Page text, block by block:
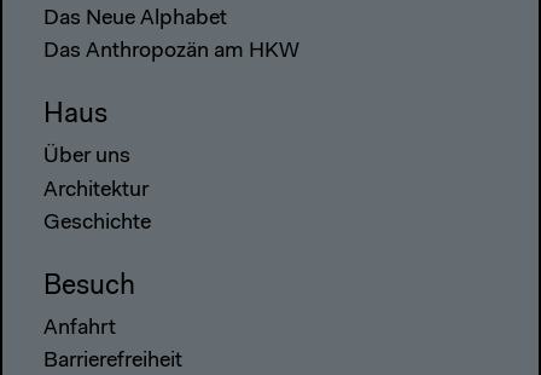
Das Neue Alphabet
Das Anthropozän am HKW
Haus
Über uns
Architektur
Geschichte
Besuch
Anfahrt
Barrierefreiheit